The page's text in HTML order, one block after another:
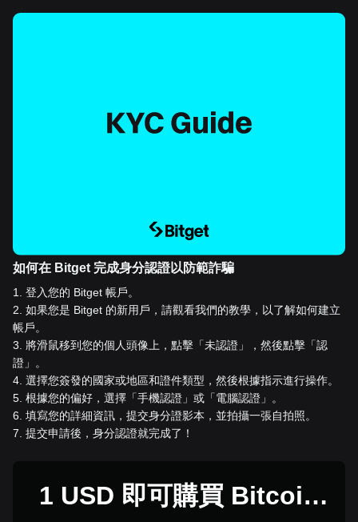
如何在 Bitget 完成身分認證以防範詐騙
1
登入您的 Bitget 帳戶。
2 如果您是 Bitget 的新用戶，請觀看我們的教學，以了解如何建立
帳戶。
3 將滑鼠移到您的個人頭像上，點擊「未認證」，然後點擊「認
證」。
4 選擇您簽發的國家或地區和證件類型，然後根據指示進行操作。
5 根據您的偏好，選擇「手機認證」或「電腦認證」。
6 填寫您的詳細資訊，提交身分證影本，並拍攝一張自拍照。
7 提交申請後，身分認證就完成了！
1 USD 即可購買 Bitcoin